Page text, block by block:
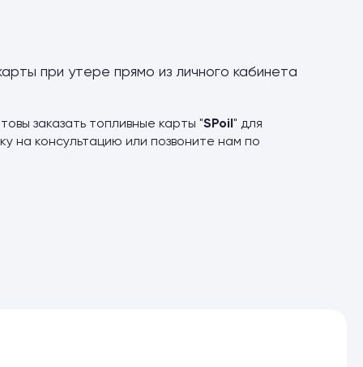
при утере прямо из личного кабинета
заказать топливные карты "SPoil " для
на консультацию или позвоните нам по